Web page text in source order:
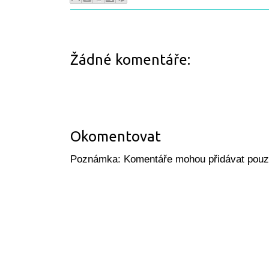
Žádné komentáře:
Okomentovat
Poznámka: Komentáře mohou přidávat